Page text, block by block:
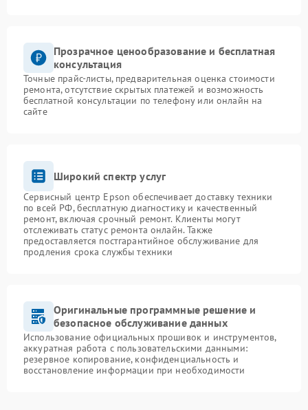
Прозрачное ценообразование и бесплатная
консультация
Точные прайс-листы, предварительная оценка стоимости
ремонта, отсутствие скрытых платежей и возможность
бесплатной консультации по телефону или онлайн на
сайте
Широкий спектр услуг
Сервисный центр Epson обеспечивает доставку техники
по всей РФ, бесплатную диагностику и качественный
ремонт, включая срочный ремонт. Клиенты могут
отслеживать статус ремонта онлайн. Также
предоставляется постгарантийное обслуживание для
продления срока службы техники
Оригинальные программные решение и
безопасное обслуживание данных
Использование официальных прошивок и инструментов,
аккуратная работа с пользовательскими данными:
резервное копирование, конфиденциальность и
восстановление информации при необходимости